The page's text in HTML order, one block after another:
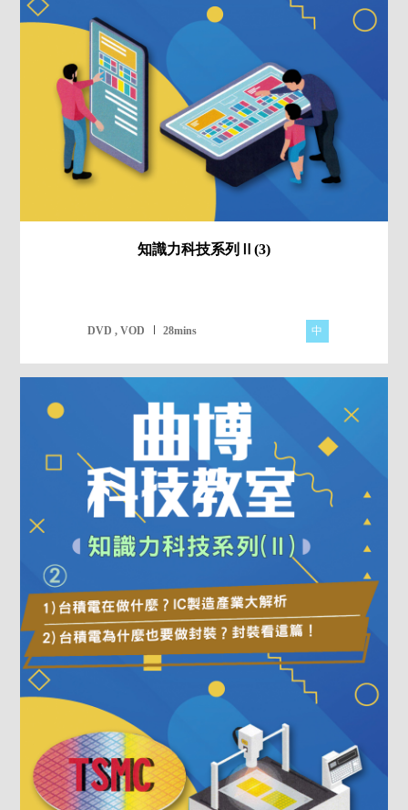
知識力科技系列Ⅱ(3)
DVD , VOD 28mins 中